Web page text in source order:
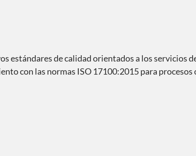
estándares de calidad orientados a los servicios
con las normas ISO 17100:2015 para